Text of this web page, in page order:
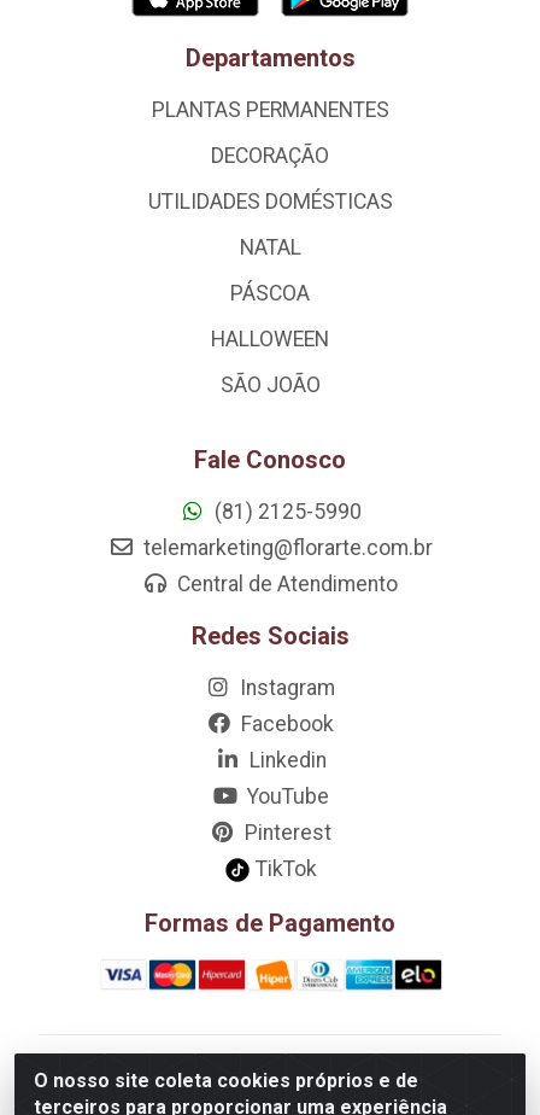
O nosso site coleta cookies próprios e de
terceiros para proporcionar uma experiência
Departamentos
PLANTAS PERMANENTES
DECORAÇÃO
UTILIDADES DOMÉSTICAS
NATAL
PÁSCOA
HALLOWEEN
SÃO JOÃO
Fale Conosco
(81) 2125-5990
telemarketing@florarte.com.br
Central de Atendimento
Redes Sociais
Instagram
Facebook
Linkedin
YouTube
Pinterest
TikTok
Formas de Pagamento
D&A Decoração e Ambientação LTDA - Rua Riachão,
807 – 3A, 4A, 5A, 12A, 14A - Muribeca, Jaboatão dos